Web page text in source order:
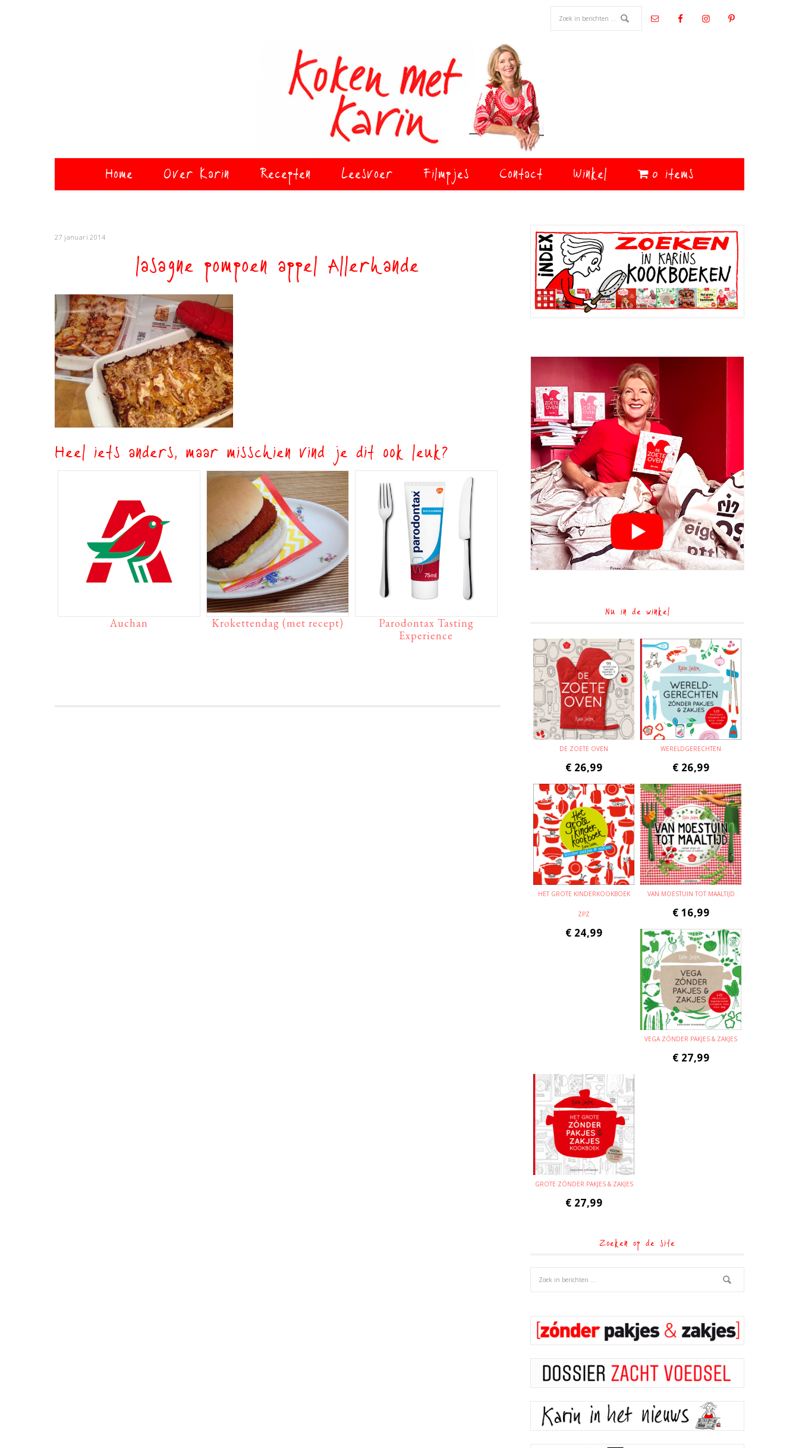
Home Over Karin Recepten Leesvoer Filmpjes Contact Winkel 0 items
27 januari 2014
lasagne pompoen appel Allerhande
Heel iets anders, maar misschien vind je dit ook leuk?
Auchan Krokettendag (met recept)
Parodontax Tasting
Experience
Primaire
Sidebar
Nu in de winkel
DE ZOETE OVEN
€ 26,99
WERELDGERECHTEN
€ 26,99
HET GROTE KINDERKOOKBOEK
ZPZ
€ 24,99
VAN MOESTUIN TOT MAALTIJD
€ 16,99
VEGA ZÓNDER PAKJES & ZAKJES
€ 27,99
GROTE ZÓNDER PAKJES & ZAKJES
€ 27,99
Zoeken op de site